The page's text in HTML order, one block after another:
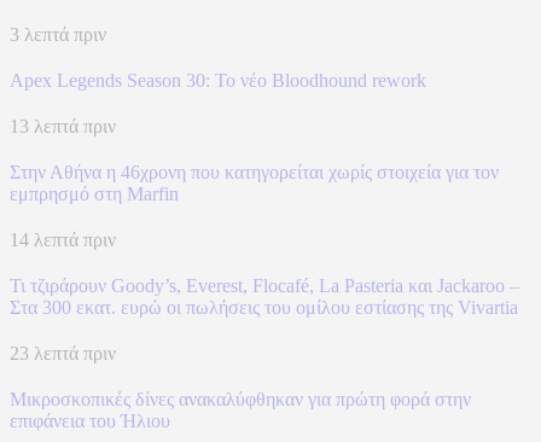
3 λεπτά πριν
Apex Legends Season 30: Το νέο Bloodhound rework
13 λεπτά πριν
Στην Αθήνα η 46χρονη που κατηγορείται χωρίς στοιχεία για τον
εμπρησμό στη Marfin
14 λεπτά πριν
Τι τζιράρουν Goody’s, Everest, Flocafé, La Pasteria και Jackaroo –
Στα 300 εκατ. ευρώ οι πωλήσεις του ομίλου εστίασης της Vivartia
23 λεπτά πριν
Μικροσκοπικές δίνες ανακαλύφθηκαν για πρώτη φορά στην
επιφάνεια του Ήλιου